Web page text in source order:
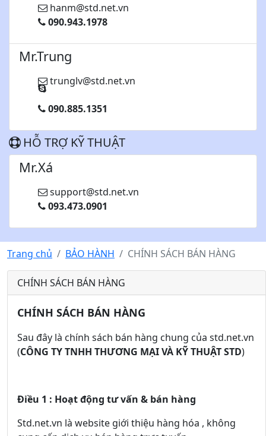
hanm@std.net.vn
090.943.1978
Mr.Trung
trunglv@std.net.vn
090.885.1351
HỖ TRỢ KỸ THUẬT
Mr.Xá
support@std.net.vn
093.473.0901
Trang chủ BẢO HÀNH CHÍNH SÁCH BÁN HÀNG
CHÍNH SÁCH BÁN HÀNG
CHÍNH SÁCH BÁN HÀNG
Sau đây là chính sách bán hàng chung của std.net.vn
(CÔNG TY TNHH THƯƠNG MẠI VÀ KỸ THUẬT STD)
Điều 1 : Hoạt động tư vấn & bán hàng
Std.net.vn là website giới thiệu hàng hóa , không